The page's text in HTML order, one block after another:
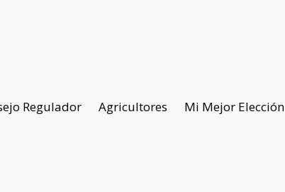
Regulador Agricultores Mi Mejor Elección